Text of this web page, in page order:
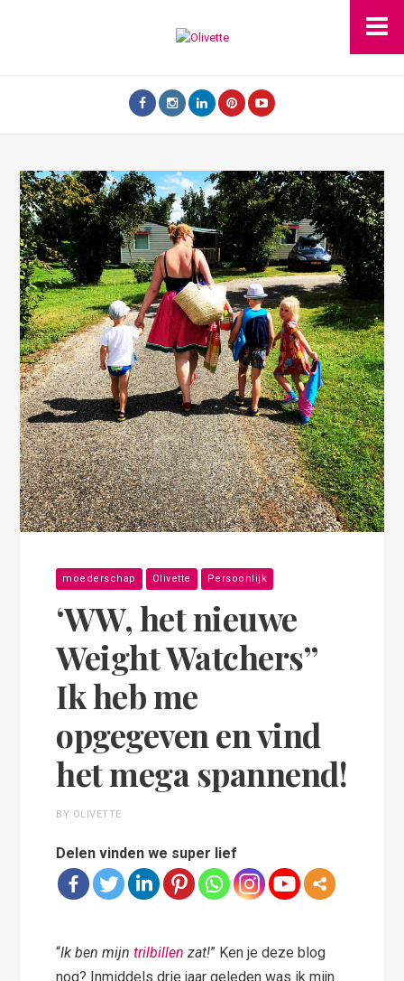
moederschap Olivette Persoonlijk
‘WW, het nieuwe
Weight Watchers”
Ik heb me
opgegeven en vind
het mega spannend!
BY OLIVETTE
Delen vinden we super lief
“Ik ben mijntrilbillen zat!” Ken je deze blog
nog? Inmiddels drie jaar geleden was ik mijn